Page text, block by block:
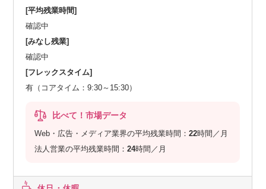
[平均残業時間]
確認中
[みなし残業]
確認中
[フレックスタイム]
有（コアタイム：9:30～15:30）
比べて！市場データ
Web・広告・メディア業界の平均残業時間：22時間／月
法人営業の平均残業時間：24時間／月